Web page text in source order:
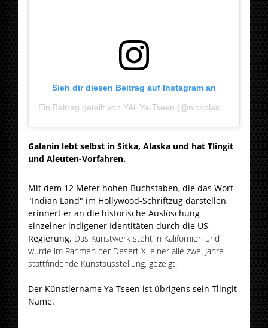
Sieh dir diesen Beitrag auf Instagram an
Galanin lebt selbst in Sitka, Alaska und hat Tlingit
und Aleuten-Vorfahren.
Mit dem 12 Meter hohen Buchstaben, die das Wort
"Indian Land" im Hollywood-Schriftzug darstellen,
erinnert er an die historische Auslöschung
einzelner indigener Identitäten durch die US-
Regierung. Das Kunstwerk steht in Kalifornien und
wurde im Rahmen der Desert X, einer alle zwei Jahre
stattfindende Kunstausstellung, gezeigt.
Der Künstlername Ya Tseen ist übrigens sein Tlingit
Name.